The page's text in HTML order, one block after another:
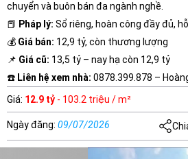
chuyển và buôn bán đa ngành nghề.
📕 Pháp lý: Sổ riêng, hoàn công đầy đủ,
💰 Giá bán: 12,9 tỷ, còn thương lượng
📌 Giá cũ: 13,5 tỷ – nay hạ còn 12,9 tỷ
☎️ Liên hệ xem nhà: 0878.399.878 –
Giá: 12.9 tỷ - 103.2 triệu / m²
Ngày đăng: 09/07/2026